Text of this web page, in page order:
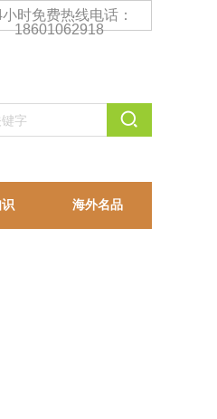
小时免费热线电话：
18601062918
海外名品